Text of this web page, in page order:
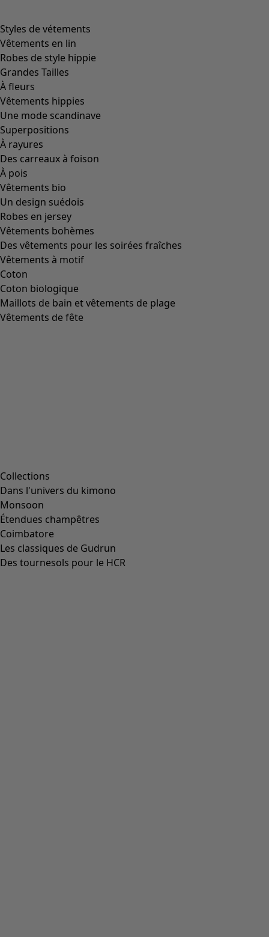
Styles de vétements
Vêtements en lin
Robes de style hippie
Grandes Tailles
À fleurs
Vêtements hippies
Une mode scandinave
Superpositions
À rayures
Des carreaux à foison
À pois
Vêtements bio
Un design suédois
Robes en jersey
Vêtements bohèmes
Des vêtements pour les soirées fraîches
Vêtements à motif
Coton
Coton biologique
Maillots de bain et vêtements de plage
Vêtements de fête
Collections
Dans l'univers du kimono
Monsoon
Étendues champêtres
Coimbatore
Les classiques de Gudrun
Des tournesols pour le HCR